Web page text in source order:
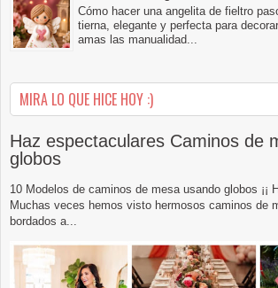
Cómo hacer una angelita de fieltro
tierna, elegante y perfecta para
amas las manualidad...
MIRA LO QUE HICE HOY :)
Haz espectaculares Caminos de
globos
10 Modelos de caminos de mesa usando globos ¡¡
Muchas veces hemos visto hermosos caminos de
bordados a...